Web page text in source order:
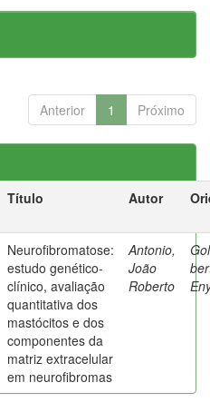
Anterior 1 Próximo
Título Autor
Neurofibromatose:
estudo genético-
clínico, avaliação
quantitativa dos
mastócitos e dos
componentes da
matriz extracelular
em neurofibromas
Antonio,
João
Roberto